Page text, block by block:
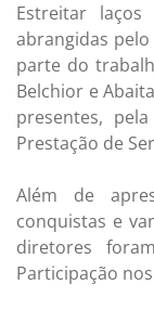
Estreitar
abrangidas
parte do
Belchior e
presentes,
Prestação de
Além de
conquistas e
diretores
Participação